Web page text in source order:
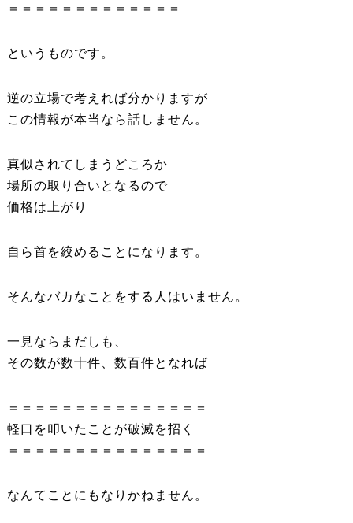
＝＝＝＝＝＝＝＝＝＝＝＝＝
というものです。
逆の立場で考えれば分かりますが
この情報が本当なら話しません。
真似されてしまうどころか
場所の取り合いとなるので
価格は上がり
自ら首を絞めることになります。
そんなバカなことをする人はいません。
一見ならまだしも、
その数が数十件、数百件となれば
＝＝＝＝＝＝＝＝＝＝＝＝＝＝＝
軽口を叩いたことが破滅を招く
＝＝＝＝＝＝＝＝＝＝＝＝＝＝＝
なんてことにもなりかねません。